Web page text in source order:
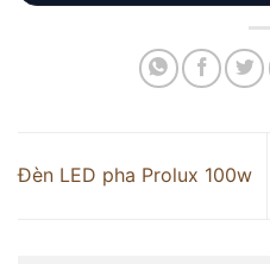
Đèn LED pha Prolux 100w